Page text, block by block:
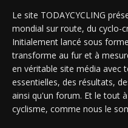
Le site TODAYCYCLING
mondial sur route, du cyclo-
Initialement lancé sous
transforme au fur et à
en véritable site média avec
essentielles, des résultats,
ainsi qu'un forum. Et le tout
cyclisme, comme nous le